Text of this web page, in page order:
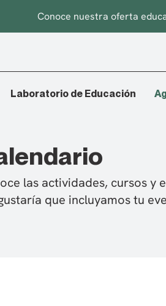
Conoce nuestra oferta
Laboratorio de Educación
las actividades, cursos y
que incluyamos tu